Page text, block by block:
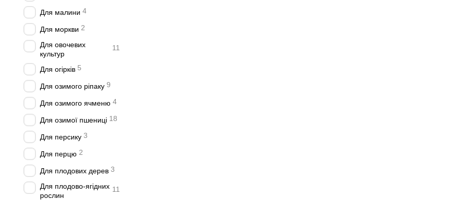
Для малини 4
Для моркви 2
Для овочевих
культур
11
Для огірків 5
Для озимого ріпаку 9
Для озимого ячменю 4
Для озимої пшениці 18
Для персику 3
Для перцю 2
Для плодових дерев 3
Для плодово-ягідних
рослин
11